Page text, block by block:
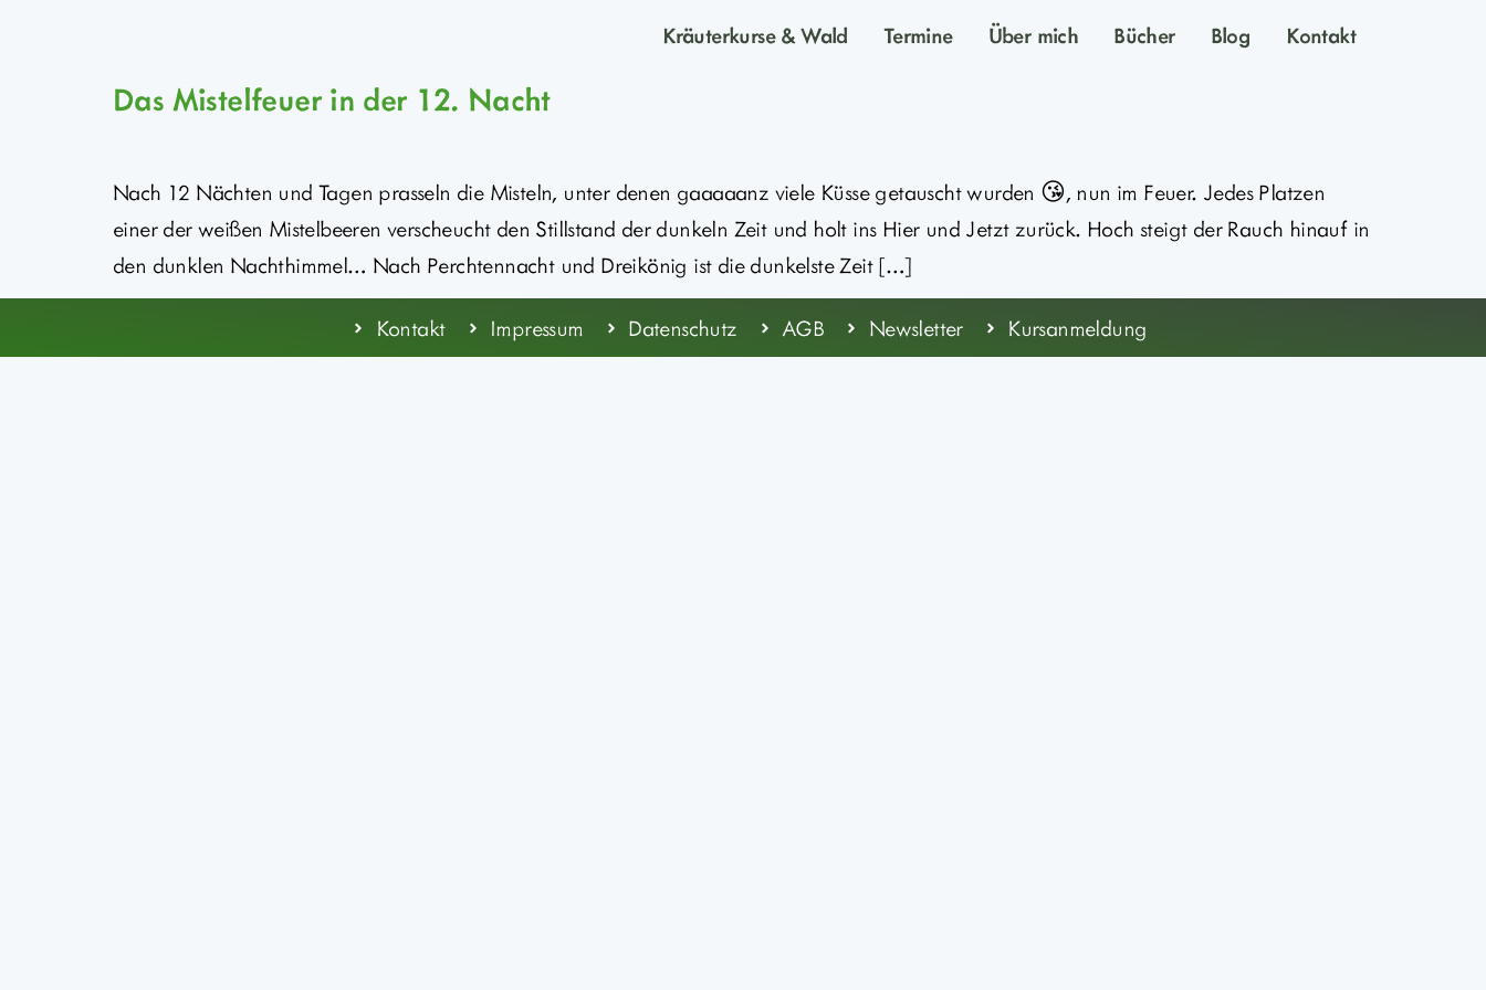
Kräuterkurse & Wald Termine Über mich Bücher Blog Kontakt
Das Mistelfeuer in der 12. Nacht
Nach 12 Nächten und Tagen prasseln die Misteln, unter denen gaaaaanz viele Küsse getauscht wurden 😘, nun im Feuer. Jedes Platzen
einer der weißen Mistelbeeren verscheucht den Stillstand der dunkeln Zeit und holt ins Hier und Jetzt zurück. Hoch steigt der Rauch hinauf in
den dunklen Nachthimmel… Nach Perchtennacht und Dreikönig ist die dunkelste Zeit […]
Kontakt Impressum Datenschutz AGB Newsletter Kursanmeldung